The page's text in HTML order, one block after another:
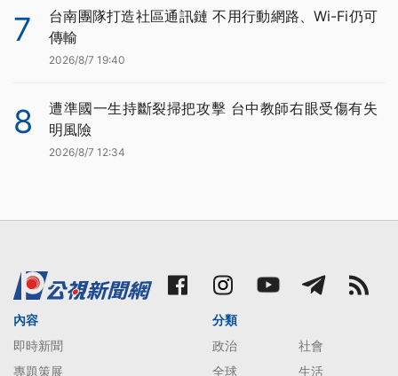
7
台南團隊打造社區通訊鏈 不用行動網路、Wi-Fi仍可
傳輸
2026/8/7 19:40
8
遭準國一生持斷裂掃把攻擊 台中教師右眼受傷有失
明風險
2026/8/7 12:34
內容
即時新聞
專題策展
分類
政治
社會
全球
生活